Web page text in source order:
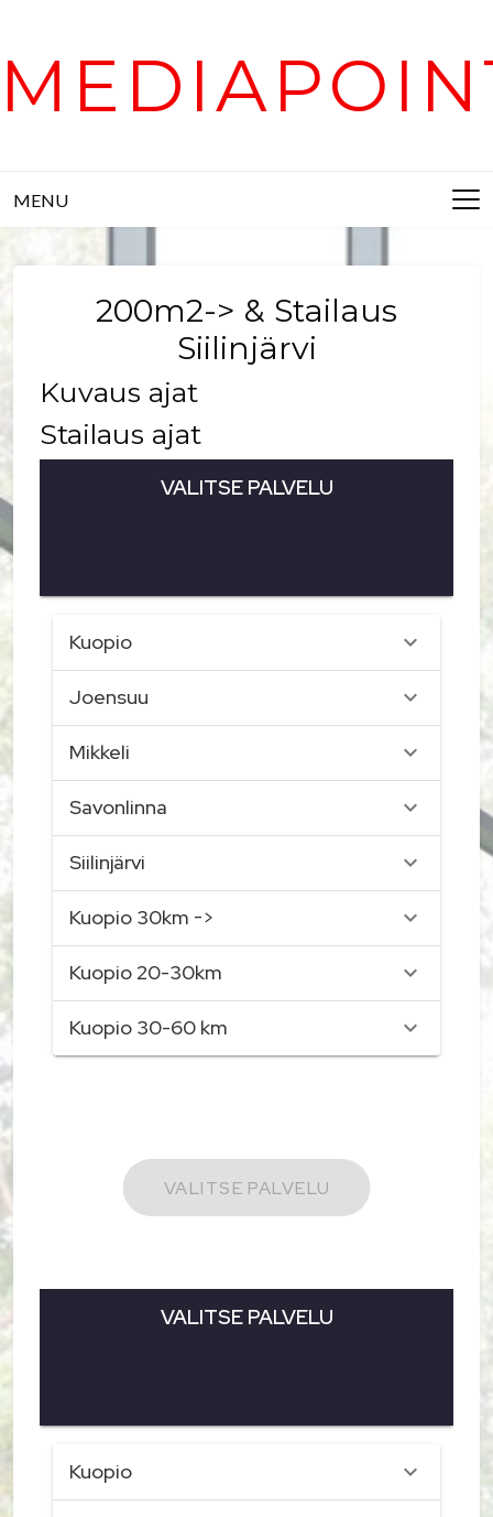
content
MENU
200m2-> & Stailaus
Siilinjärvi
Kuvaus ajat
Stailaus ajat